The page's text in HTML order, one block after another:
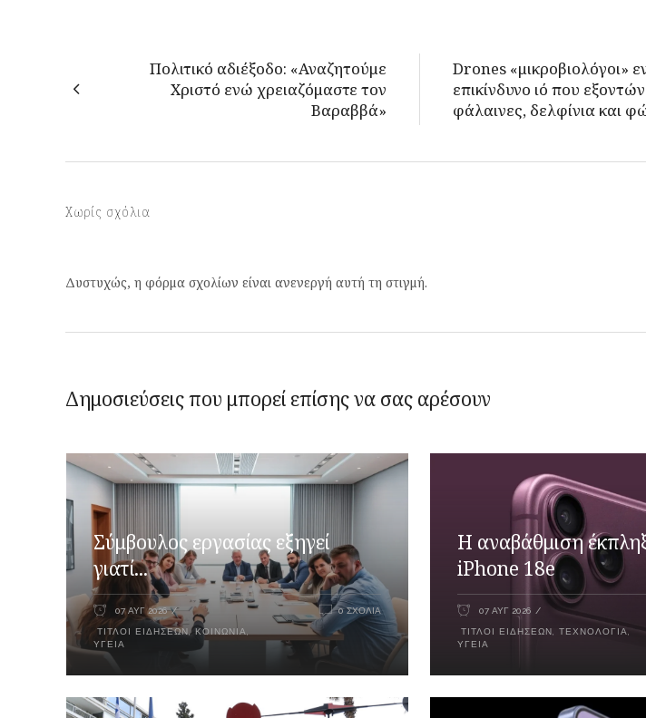
Πολιτικό αδιέξοδο: «Αναζητούμε
Χριστό ενώ χρειαζόμαστε τον
Βαραββά»
Drones «μικροβιολόγοι»
επικίνδυνο ιό που
φάλαινες, δελφίνια και
Χωρίς σχόλια
Δυστυχώς, η φόρμα σχολίων είναι ανενεργή αυτή τη στιγμή.
Δημοσιεύσεις που μπορεί επίσης να σας αρέσουν
Σύμβουλος εργασίας εξηγεί
γιατί...
07 ΑΥΓ 2026
ΤΊΤΛΟΙ ΕΙΔΉΣΕΩΝ , ΚΟΙΝΩΝΙΑ
ΥΓΕΊΑ
0 ΣΧΌΛΙΑ
Η αναβάθμιση
iPhone 18e
07 ΑΥΓ 2026
ΤΊΤΛΟΙ ΕΙΔΉΣΕΩΝ ΤΕΧΝΟΛΟΓΊΑ
ΥΓΕΊΑ